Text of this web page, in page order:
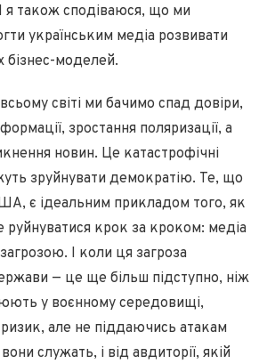
я також сподіваюся, що ми
українським медіа розвивати
моделей.
світі ми бачимо спад довіри,
зростання поляризації, а
новин. Це катастрофічні
зруйнувати демократію. Те, що
є ідеальним прикладом того, як
крок за кроком: медіа
І коли ця загроза
— це ще більш підступно, ніж
у воєнному середовищі,
але не піддаючись атакам
служать, і від авдиторії, якій